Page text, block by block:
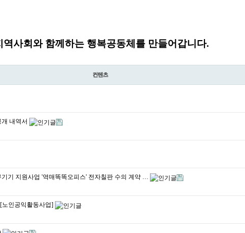
사회와 함께하는 행복공동체를 만들어갑니다.
컨텐츠
내역서
기 지원사업 '역매똑똑오피스' 전자칠판 수의 계약 …
노인공익활동사업]